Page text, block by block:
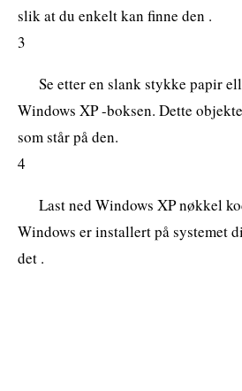
slik at du enkelt kan finne den .
3
Se etter en slank stykke papir
Windows XP -boksen. Dette
som står på den.
4
Last ned Windows XP nøkkel
Windows er installert på systemet
det .